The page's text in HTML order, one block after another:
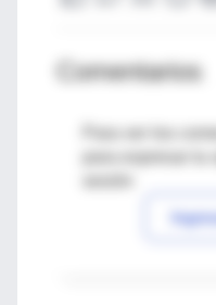
Comentarios
Para ver los